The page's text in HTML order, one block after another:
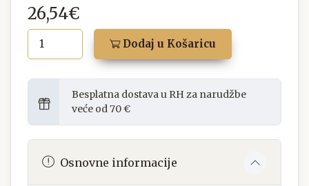
26,54€
Dodaj u Košaricu
Besplatna dostava u RH za narudžbe
veće od 70 €
Osnovne informacije